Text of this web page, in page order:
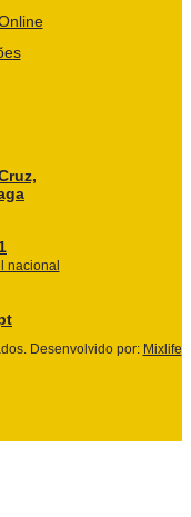
nacional
Desenvolvido por: Mixlife